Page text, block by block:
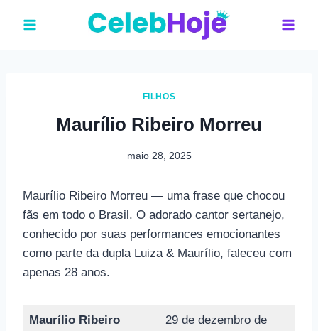
o
FILHOS
Maurílio Ribeiro Morreu
maio 28, 2025
Maurílio Ribeiro Morreu — uma frase que chocou
fãs em todo o Brasil. O adorado cantor sertanejo,
conhecido por suas performances emocionantes
como parte da dupla Luiza & Maurílio, faleceu com
apenas 28 anos.
Maurílio Ribeiro
29 de dezembro de